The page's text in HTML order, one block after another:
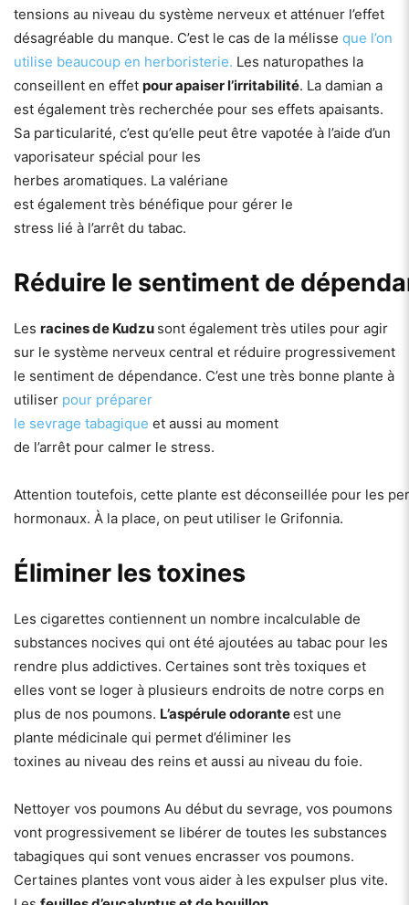
tensions au niveau du système nerveux et atténuer l’effet
désagréable du manque. C’est le cas de la mélisse que l’on
utilise beaucoup en herboristerie. Les naturopathes la
conseillent en effet pour apaiser l’irritabilité. La damian a
est également très recherchée pour ses effets apaisants.
Sa particularité, c’est qu’elle peut être vapotée à l’aide d’un
vaporisateur spécial pour les
herbes aromatiques. La valériane
est également très bénéfique pour gérer le
stress lié à l’arrêt du tabac.
Réduire le sentiment de
Les racines de Kudzu sont également très utiles pour agir
sur le système nerveux central et réduire progressivement
le sentiment de dépendance. C’est une très bonne plante à
utiliser pour préparer
le sevrage tabagique et aussi au moment
de l’arrêt pour calmer le stress.
Attention toutefois, cette plante est déconseillée pour les
hormonaux. À la place, on peut utiliser le Grifonnia.
Éliminer les toxines
Les cigarettes contiennent un nombre incalculable de
substances nocives qui ont été ajoutées au tabac pour les
rendre plus addictives. Certaines sont très toxiques et
elles vont se loger à plusieurs endroits de notre corps en
plus de nos poumons. L’aspérule odoranteest une
plante médicinale qui permet d’éliminer les
toxines au niveau des reins et aussi au niveau du foie.
Nettoyer vos poumons Au début du sevrage, vos poumons
vont progressivement se libérer de toutes les substances
tabagiques qui sont venues encrasser vos poumons.
Certaines plantes vont vous aider à les expulser plus vite.